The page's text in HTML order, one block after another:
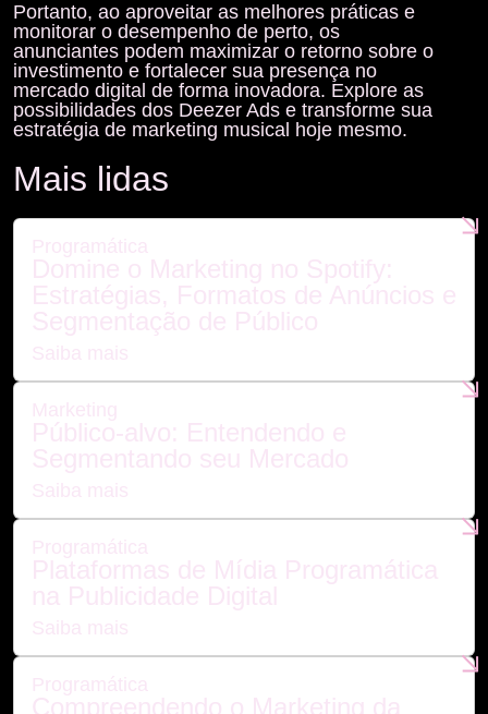
Portanto, ao aproveitar as melhores práticas e
monitorar o desempenho de perto, os
anunciantes podem maximizar o retorno sobre o
investimento e fortalecer sua presença no
mercado digital de forma inovadora. Explore as
possibilidades dos Deezer Ads e transforme sua
estratégia de marketing musical hoje mesmo.
Mais lidas
Programática
Domine o Marketing no Spotify:
Estratégias, Formatos de Anúncios e
Segmentação de Público
Saiba mais
Marketing
Público-alvo: Entendendo e
Segmentando seu Mercado
Saiba mais
Programática
Plataformas de Mídia Programática
na Publicidade Digital
Saiba mais
Programática
Compreendendo o Marketing da